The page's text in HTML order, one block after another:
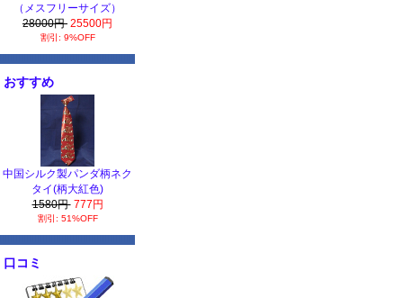
（メスフリーサイズ）
28000円 25500円
割引: 9%OFF
おすすめ
中国シルク製パンダ柄ネク
タイ(柄大紅色)
1580円 777円
割引: 51%OFF
口コミ